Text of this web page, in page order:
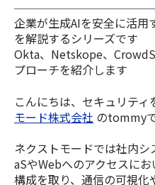
企業が生成AIを安全に活用
を解説するシリーズです
Okta、Netskope、
プローチを紹介します
こんにちは、セキュリティ
モード株式会社 のtommy
ネクストモードでは社内
aSやWebへのアクセスに
構成を取り、通信の可視化